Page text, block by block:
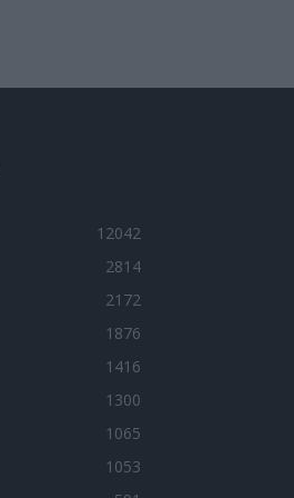
12042
2814
2172
1876
1416
1300
1065
1053